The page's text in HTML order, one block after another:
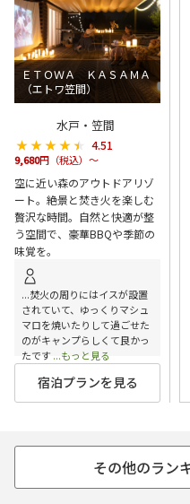
ＥＴＯＷＡ ＫＡＳＡＭＡ
（エトワ笠間）
水戸・笠間
★★★★★
★★★★★ 4.51
9,680円（税込）～
空に近い森のアウトドアリゾ
ート。絶景と焚き火を楽しむ
贅沢な時間。自然と快適が整
う空間で、豪華BBQや季節の
味覚を。
...焚火の周りにはイスが設置
されていて、ゆっくりマシュ
マロを焼いたりして過ごせた
のがキャンプらしくて良かっ
たです...もっと見る
宿泊プランを見る